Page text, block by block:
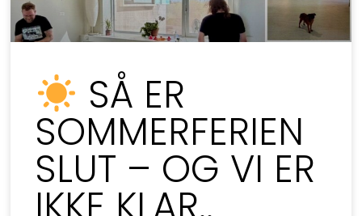
SÅ ER
SOMMERFERIEN
SLUT – OG VI ER